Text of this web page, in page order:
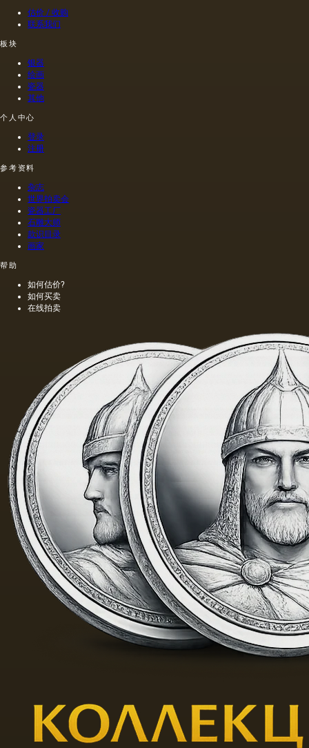
估价 / 收购
联系我们
板块
银器
绘画
瓷器
其他
个人中心
登录
注册
参考资料
杂志
世界拍卖会
瓷器工厂
石雕大师
款识目录
画家
帮助
如何估价?
如何买卖
在线拍卖